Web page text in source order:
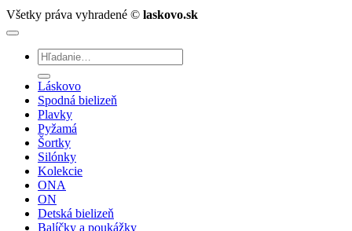
Všetky práva vyhradené © laskovo.sk
Hľadať:
Láskovo
Spodná bielizeň
Plavky
Pyžamá
Šortky
Silónky
Kolekcie
ONA
ON
Detská bielizeň
Balíčky a poukážky